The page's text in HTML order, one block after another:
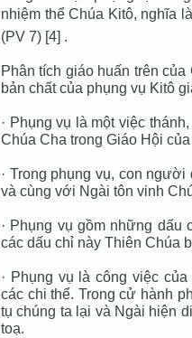
nhiệm thể Chúa Kitô, nghĩa
(PV 7) [4] .
Phân tích giáo huấn trên
bản chất của phụng vụ Kitô
· Phụng vụ là một việc
Chúa Cha trong Giáo Hội
· Trong phụng vụ, con
và cùng với Ngài tôn vinh
· Phụng vụ gồm những
các dấu chỉ này Thiên Chúa
· Phụng vụ là công việc
các chi thể. Trong cử hành
tụ chúng ta lại và Ngài hiện
toạ.